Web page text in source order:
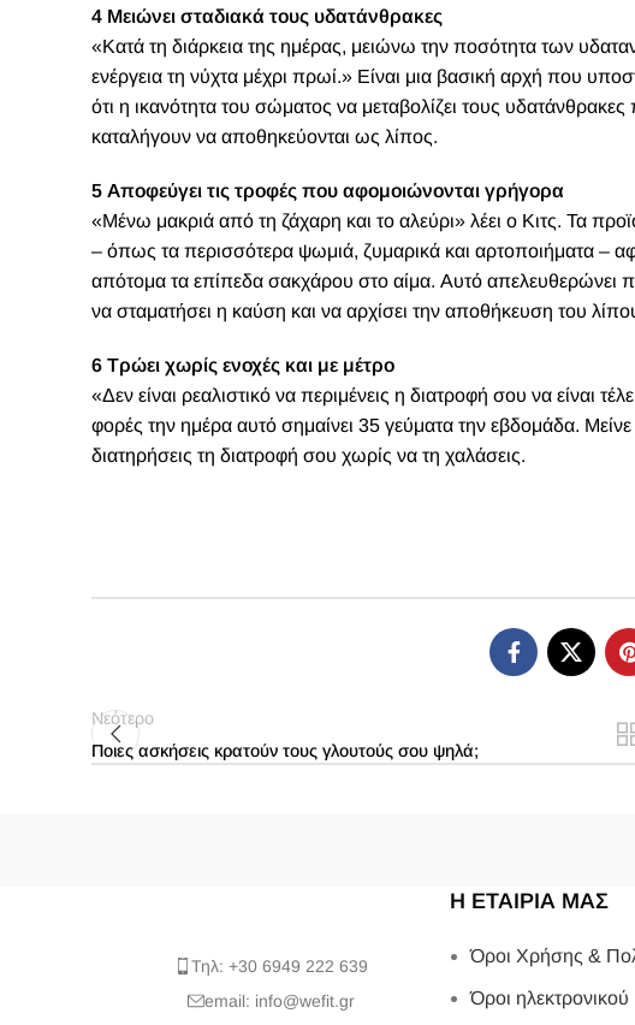
4 Μειώνει σταδιακά τους υδατάνθρακες
«Κατά τη διάρκεια της ημέρας, μειώνω την ποσότητα των
ενέργεια τη νύχτα μέχρι πρωί.» Είναι μια βασική αρχή που
ότι η ικανότητα του σώματος να μεταβολίζει τους
καταλήγουν να αποθηκεύονται ως λίπος.
5 Αποφεύγει τις τροφές που αφομοιώνονται γρήγορα
«Μένω μακριά από τη ζάχαρη και το αλεύρι» λέει ο Κιτς. Τα
– όπως τα περισσότερα ψωμιά, ζυμαρικά και αρτοποιήματα –
απότομα τα επίπεδα σακχάρου στο αίμα. Αυτό απελευθερώνει
να σταματήσει η καύση και να αρχίσει την αποθήκευση του
6 Τρώει χωρίς ενοχές και με μέτρο
«Δεν είναι ρεαλιστικό να περιμένεις η διατροφή σου να είναι
φορές την ημέρα αυτό σημαίνει 35 γεύματα την εβδομάδα.
διατηρήσεις τη διατροφή σου χωρίς να τη χαλάσεις.
Νεότερο
Ποιες ασκήσεις κρατούν τους γλουτούς σου ψηλά;
Τηλ: +30 6949 222 639
email: info@wefit.gr
Η ΕΤΑΙΡΙΑ ΜΑΣ
Όροι Χρήσης &
Όροι